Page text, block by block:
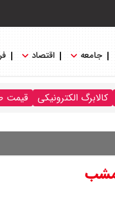
جامعه اقتصاد
کالابرگ الکترونیکی قیمت